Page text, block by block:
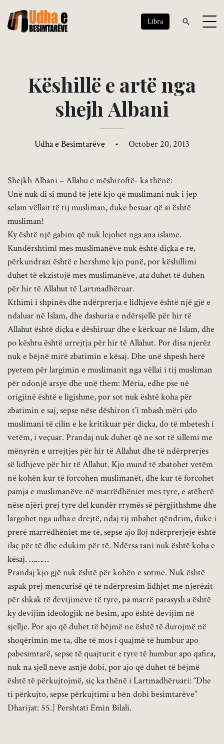
Libra
Këshillë e artë nga
shejh Albani
Udha e Besimtarëve • October 20, 2013
Shejkh Albani – Allahu e mëshiroftë- ka thënë:
Unë nuk di si mund të jetë kjo që muslimani nuk i jep
selam vëllait të tij musliman, duke besuar që ai është
musliman!
Ky është një gabim që nuk lejohet nga ana islame.
Kundërshtimi mes muslimanëve nuk është diçka e re,
përkundrazi është e hershme kjo punë, por këshillimi
duhet të ekzistojë mes muslimanëve, ata duhet të duhen
për hir të Allahut të Lartmadhëruar.
Kthimi i shpinës dhe ndërprerja e lidhjeve është një gjë e
ndaluar në Islam, dhe dashuria e ndërsjellë për hir të
Allahut është diçka e dëshiruar dhe e kërkuar në Islam, dhe
po kështu është urrejtja për hir të Allahut. Por disa njerëz
nuk e bëjnë mirë zbatimin e kësaj. Dhe unë shpesh herë
pyetem për largimin e muslimanit nga vëllai i tij musliman
për ndonjë arsye dhe unë them: Mëria, edhe pse në
origjinë është e ligjshme, por sot nuk është koha për
zbatimin e saj, sepse nëse dëshiron t’i mbash mëri çdo
muslimani të cilin e ke kritikuar për diçka, do të mbetesh i
vetëm, i veçuar. Prandaj nuk duhet që ne sot të sillemi me
mënyrën e urrejtjes për hir të Allahut dhe të ndërprerjes
së lidhjeve për hir të Allahut. Kjo mund të zbatohet vetëm
në kohën kur të forcohen muslimanët, dhe kur të forcohet
pamja e muslimanëve në marrëdhëniet mes tyre, e atëherë
nëse njëri prej tyre del kundër rrymës së përgjithshme dhe
largohet nga udha e drejtë, ndaj tij mbahet qëndrim, duke i
prerë marrëdhëniet me të, sepse ajo lloj ndërprerjeje është
ilaç për të dhe edukim për të. Ndërsa tani nuk është koha e
kësaj. ………
Prandaj kjo gjë nuk është për kohën e sotme. Nuk është
aspak prej mençurisë që të ndërpresim lidhjet me njerëzit
për shkak të devijimeve të tyre, pa marrë parasysh a është
ky devijim ideologjik në besim, apo është devijim në
sjellje. Por ajo që duhet të bëjmë ne është të durojmë në
shoqërimin me ta, dhe të mos i quajmë të humbur apo
pabesimtarë, sepse të quajturit e tyre të humbur apo qafira,
nuk na sjell neve asnjë dobi, por ajo që duhet të bëjmë
është të përkujtojmë, siç ka thënë i Lartmadhëruari: “Dhe
ti përkujto, sepse përkujtimi u bën dobi besimtarëve”
Dharijat: 55.] Pershtati Emin Bilali.